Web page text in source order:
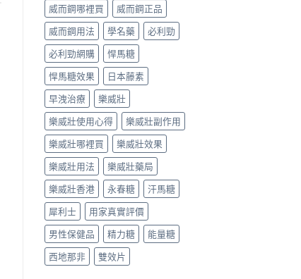
威而鋼哪裡買
威而鋼正品
威而鋼用法
學名藥
必利勁
必利勁網購
悍馬糖
悍馬糖效果
日本藤素
早洩治療
樂威壯
樂威壯使用心得
樂威壯副作用
樂威壯哪裡買
樂威壯效果
樂威壯用法
樂威壯藥局
樂威壯香港
永春糖
汗馬糖
犀利士
用家真實評價
男性保健品
精力糖
能量糖
西地那非
雙效片